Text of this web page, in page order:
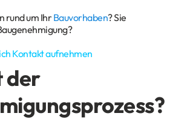
rund um IhrBauvorhaben? Sie
Kontakt aufnehmen
der